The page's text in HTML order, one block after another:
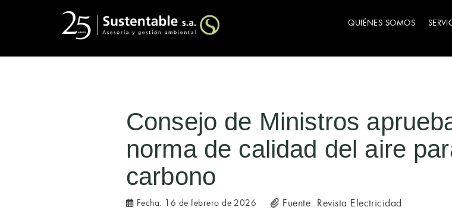
QUIÉNES SOMOS
Consejo de Ministros
norma de calidad del aire
carbono
Fecha: 16 de febrero de 2026 Fuente: Revista Electricidad